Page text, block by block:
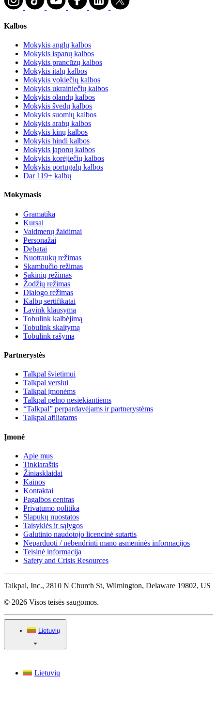
Kalbos
Mokykis anglų kalbos
Mokykis ispanų kalbos
Mokykis prancūzų kalbos
Mokykis italų kalbos
Mokykis vokiečių kalbos
Mokykis ukrainiečių kalbos
Mokykis olandų kalbos
Mokykis švedų kalbos
Mokykis suomių kalbos
Mokykis arabų kalbos
Mokykis kinų kalbos
Mokykis hindi kalbos
Mokykis japonų kalbos
Mokykis korėjiečių kalbos
Mokykis portugalų kalbos
Dar 119+ kalbų
Mokymasis
Gramatika
Kursai
Vaidmenų žaidimai
Personažai
Debatai
Nuotraukų režimas
Skambučio režimas
Sakinių režimas
Žodžių režimas
Dialogo režimas
Kalbų sertifikatai
Lavink klausymą
Tobulink kalbėjimą
Tobulink skaitymą
Tobulink rašymą
Partnerystės
Talkpal švietimui
Talkpal verslui
Talkpal įmonėms
Talkpal pelno nesiekiantiems
“Talkpal” perpardavėjams ir partnerystėms
Talkpal afiliatams
Įmonė
Apie mus
Tinklaraštis
Žiniasklaidai
Kainos
Kontaktai
Pagalbos centras
Privatumo politika
Slapukų nuostatos
Taisyklės ir sąlygos
Galutinio naudotojo licencinė sutartis
Neparduoti / nebendrinti mano asmeninės informacijos
Teisinė informacija
Safety and Crisis Resources
Talkpal, Inc., 2810 N Church St, Wilmington, Delaware 19802, US
© 2026 Visos teisės saugomos.
Lietuvių
Lietuvių